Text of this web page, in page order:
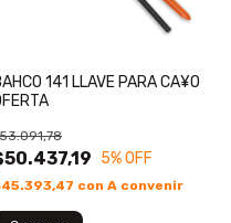
141 LLAVE PARA CA¥O
5% OFF
con A convenir